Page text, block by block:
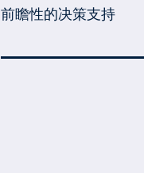
前瞻性的决策支持